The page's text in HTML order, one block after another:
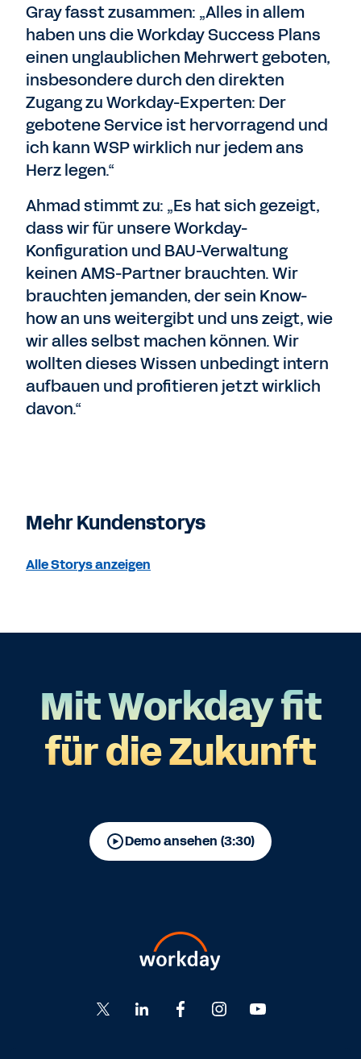
Gray fasst zusammen: „Alles in allem
haben uns die Workday Success Plans
einen unglaublichen Mehrwert geboten,
insbesondere durch den direkten
Zugang zu Workday-Experten: Der
gebotene Service ist hervorragend und
ich kann WSP wirklich nur jedem ans
Herz legen.“
Ahmad stimmt zu: „Es hat sich gezeigt,
dass wir für unsere Workday-
Konfiguration und BAU-Verwaltung
keinen AMS-Partner brauchten. Wir
brauchten jemanden, der sein Know-
how an uns weitergibt und uns zeigt, wie
wir alles selbst machen können. Wir
wollten dieses Wissen unbedingt intern
aufbauen und profitieren jetzt wirklich
davon.“
Mehr Kundenstorys
Alle Storys anzeigen
Mit Workday fit
für die Zukunft
Demo ansehen (3:30)